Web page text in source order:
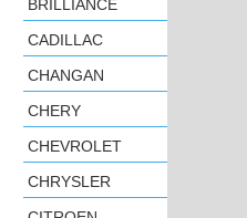
BRILLIANCE
CADILLAC
CHANGAN
CHERY
CHEVROLET
CHRYSLER